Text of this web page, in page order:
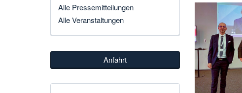
Alle Pressemitteilungen
Alle Veranstaltungen
Anfahrt